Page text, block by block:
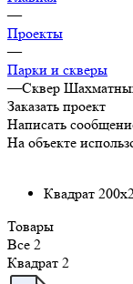
—
Проекты
—
Парки и скверы
—Сквер
Заказать проект
Написать
На объекте
Квадрат
Товары
Все 2
Квадрат 2